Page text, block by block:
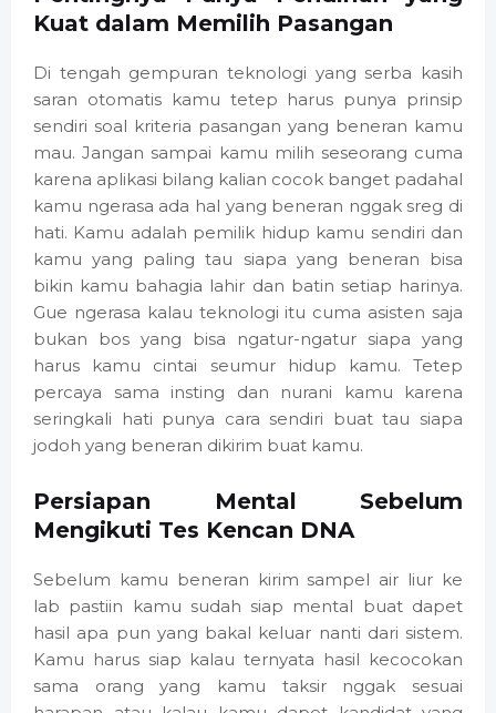
Kuat dalam Memilih Pasangan
Di tengah gempuran teknologi yang serba kasih
saran otomatis kamu tetep harus punya prinsip
sendiri soal kriteria pasangan yang beneran kamu
mau. Jangan sampai kamu milih seseorang cuma
karena aplikasi bilang kalian cocok banget padahal
kamu ngerasa ada hal yang beneran nggak sreg di
hati. Kamu adalah pemilik hidup kamu sendiri dan
kamu yang paling tau siapa yang beneran bisa
bikin kamu bahagia lahir dan batin setiap harinya.
Gue ngerasa kalau teknologi itu cuma asisten saja
bukan bos yang bisa ngatur-ngatur siapa yang
harus kamu cintai seumur hidup kamu. Tetep
percaya sama insting dan nurani kamu karena
seringkali hati punya cara sendiri buat tau siapa
jodoh yang beneran dikirim buat kamu.
Persiapan Mental Sebelum
Mengikuti Tes Kencan DNA
Sebelum kamu beneran kirim sampel air liur ke
lab pastiin kamu sudah siap mental buat dapet
hasil apa pun yang bakal keluar nanti dari sistem.
Kamu harus siap kalau ternyata hasil kecocokan
sama orang yang kamu taksir nggak sesuai